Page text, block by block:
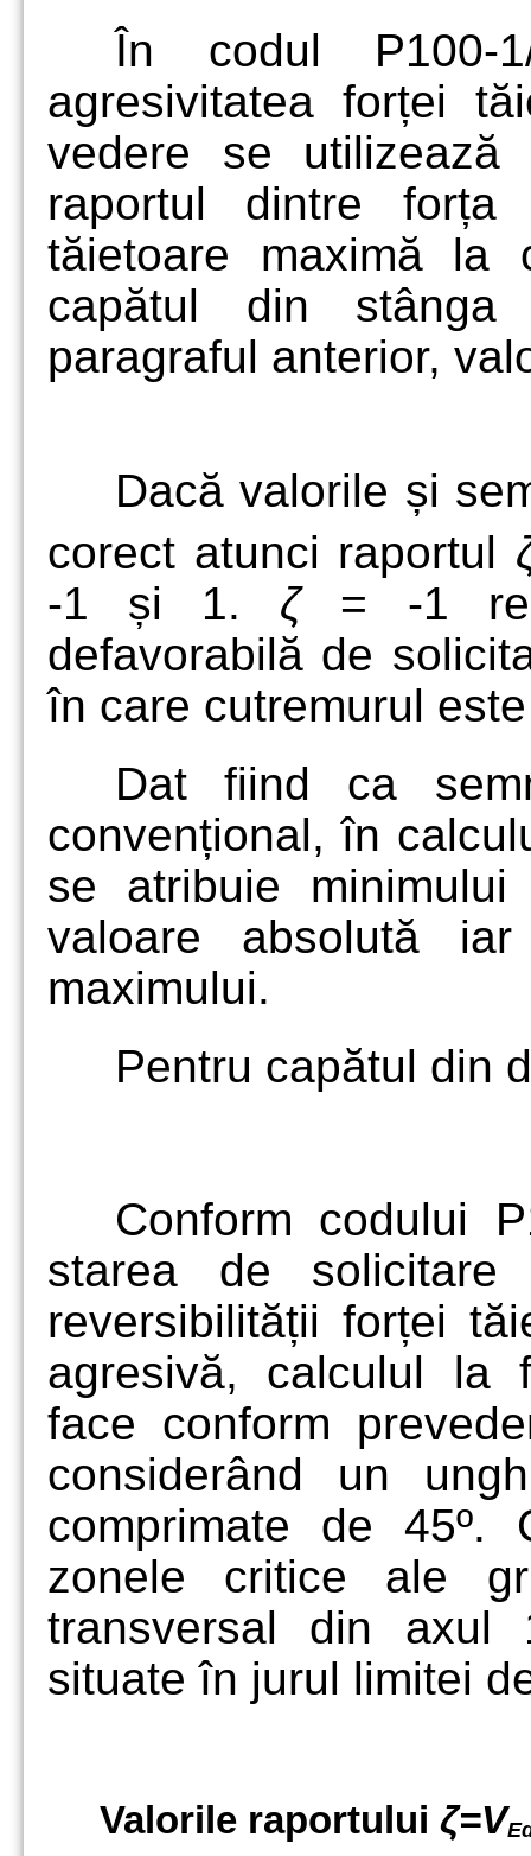
În codul P100-
agresivitatea forței
vedere se
raportul dintre
tăietoare maximă la
capătul din
paragraful anterior,
Dacă valorile și
corect atunci raportul
-1 și 1. ζ = -1
defavorabilă de
în care cutremurul
Dat fiind ca
convențional, în
se atribuie
valoare absolută
maximului.
Pentru capătul din
Conform codului
starea de
reversibilității forței
agresivă, calculul la
face conform
considerând un
comprimate de
zonele critice ale
transversal din
situate în jurul limitei
Valorile raportului ζ=V